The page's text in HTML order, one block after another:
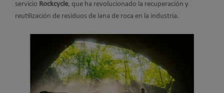
servicio Rockcycle, que ha revolucionado la recuperación y
reutilización de residuos de lana de roca en la industria.